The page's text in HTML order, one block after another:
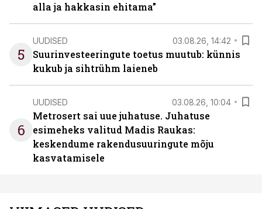
alla ja hakkasin ehitama”
5
UUDISED 03.08.26, 14:42
Suurinvesteeringute toetus muutub: künnis
kukub ja sihtrühm laieneb
6
UUDISED 03.08.26, 10:04
Metrosert sai uue juhatuse. Juhatuse
esimeheks valitud Madis Raukas:
keskendume rakendusuuringute mõju
kasvatamisele